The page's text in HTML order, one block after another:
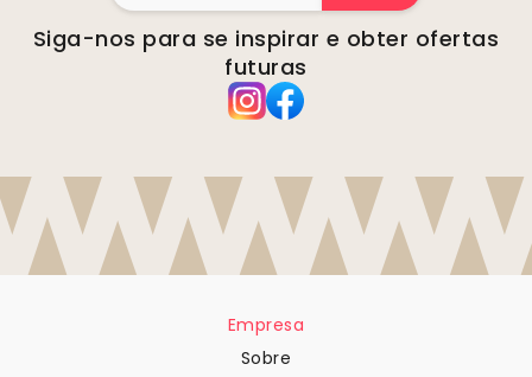
Siga-nos para se inspirar e obter ofertas
futuras
Empresa
Sobre